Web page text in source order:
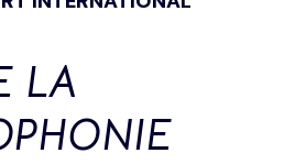
LA